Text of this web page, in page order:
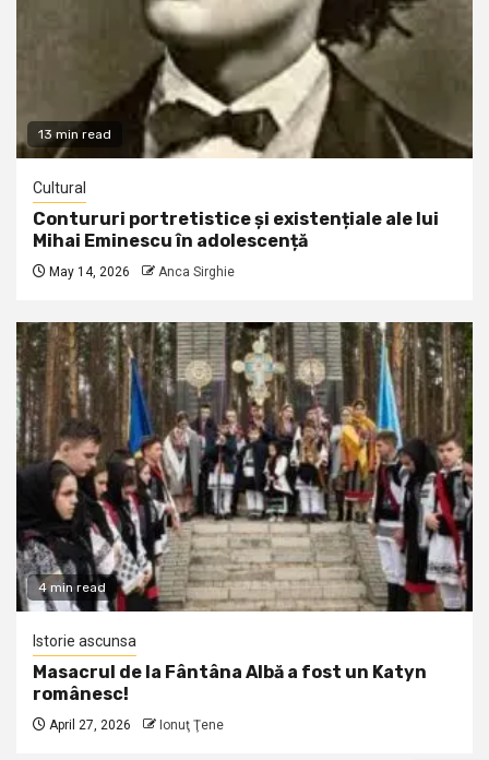
13 min read
Cultural
Contururi portretistice și existențiale ale lui
Mihai Eminescu în adolescență
May 14, 2026 Anca Sirghie
4 min read
Istorie ascunsa
Masacrul de la Fântâna Albă a fost un Katyn
românesc!
April 27, 2026 Ionuţ Ţene